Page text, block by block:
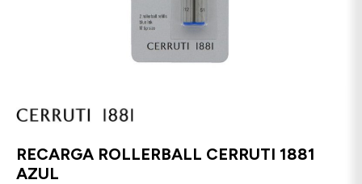
RECARGA ROLLERBALL CERRUTI 1881
AZUL